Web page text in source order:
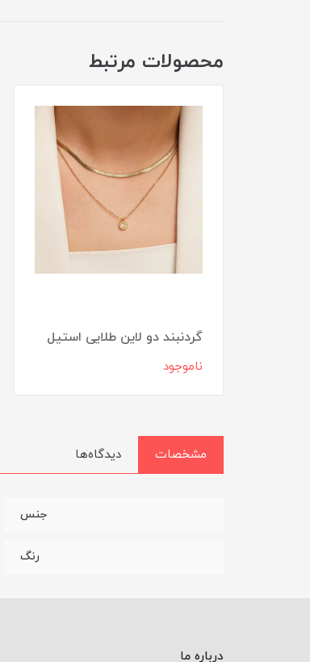
محصولات مرتبط
گردنبند دو لاین طلایی استیل
ناموجود
مشخصات دیدگاه‌ها
جنس
رنگ
درباره ما